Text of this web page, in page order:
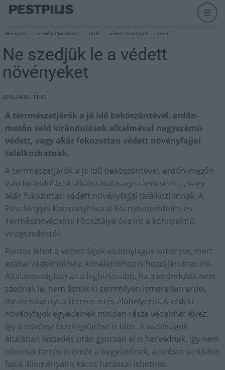
Hívogató természetvédelem erdő védett növények mező
Ne szedjük le a védett
növényeket
2016.04.07. 11:37
A terrmészetjárók a jó idő beköszöntével, erdőn-
mezőn való kirándulások alkalmával nagyszámú
védett, vagy akár fokozottan védett növényfajjal
találkozhatnak.
A terrmészetjárók a jó idő beköszöntével, erdőn-mezőn
való kirándulások alkalmával nagyszámú védett, vagy
akár fokozottan védett növényfajjal találkozhatnak. A
Pest Megyei Kormányhivatal Környezetvédelmi és
Természetvédelmi Főosztálya óva int a könnyelmű
virágszedéstől.
Fontos lehet a védett fajok viszonylagos ismerete, mert
ezáltal védelmükhöz, kíméletükhöz is hozzájárulhatunk.
Általánosságban az a legbiztosabb, ha a kirándulók nem
szednek le, nem ásnak ki semmilyen ismeretlen erdei,
mezei növényt a természetes élőhelyéről. A védett
növényfajok egyedeinek minden része védelmet élvez,
így a növényrészek gyűjtése is tilos. A vadvirágok
általában leszedés után gyorsan el is hervadnak, így nem
okoznak tartós örömöt a begyűjtőnek, azonban a ritkább
fajok állományaira káros hatással lehetnek.